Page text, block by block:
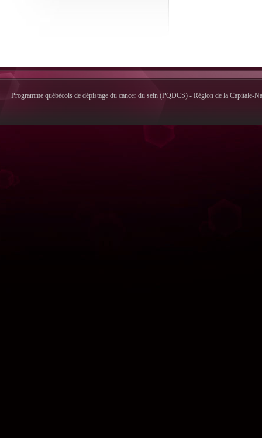
Programme québécois de dépistage du cancer du sein (PQDCS) - Région de la Capitale-